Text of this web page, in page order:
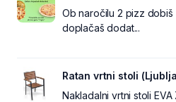
Ob naročilu 2 pizz dobiš
doplačaš dodat...
Ratan vrtni stoli
Nakladalni vrtni stoli EVA